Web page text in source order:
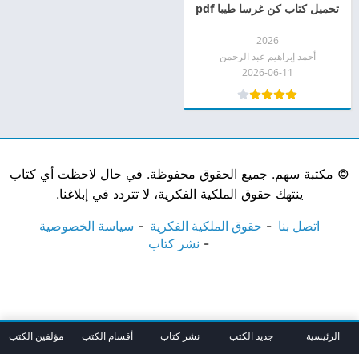
تحميل كتاب كن غرسا طيبا pdf
2026
أحمد إبراهيم عبد الرحمن
2026-06-11
© مكتبة سهم. جميع الحقوق محفوظة. في حال لاحظت أي كتاب
ينتهك حقوق الملكية الفكرية، لا تتردد في إبلاغنا.
اتصل بنا حقوق الملكية الفكرية
سياسة الخصوصية
نشر كتاب
الرئيسية جديد الكتب نشر كتاب أقسام الكتب مؤلفين الكتب